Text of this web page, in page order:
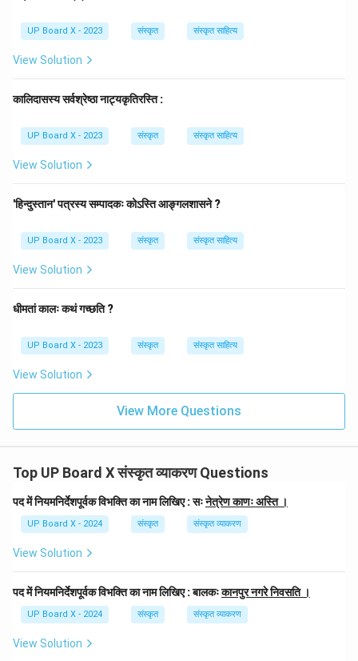
Step 3: Detailed Explanation:
1. शिवस् + अर्च्यः
3. शिव + उ + अर्च्यः\rightarrow
→शिवो + अर्च्यः (आद् गुणः से)
अतः, सही पद 'शिवोऽर्च्यः' है।
UP Board X - 2023 संस्कृत संस्कृत साहित्य
View Solution
कालिदासस्य सर्वश्रेष्ठा नाट्यकृतिरस्ति :
UP Board X - 2023 संस्कृत संस्कृत साहित्य
View Solution
'हिन्दुस्तान' पत्रस्य सम्पादकः कोऽस्ति आङ्गलशासने ?
UP Board X - 2023 संस्कृत संस्कृत साहित्य
View Solution
धीमतां कालः कथं गच्छति ?
UP Board X - 2023 संस्कृत संस्कृत साहित्य
View Solution
View More Questions
Top UP Board X संस्कृत व्याकरण Questions
पद में नियमनिर्देशपूर्वक विभक्ति का नाम लिखिए : सःनेत्रेण काणः अस्ति ।
UP Board X - 2024 संस्कृत संस्कृत व्याकरण
View Solution
पद में नियमनिर्देशपूर्वक विभक्ति का नाम लिखिए : बालकःकानपुर नगरे निवसति ।
UP Board X - 2024 संस्कृत संस्कृत व्याकरण
View Solution